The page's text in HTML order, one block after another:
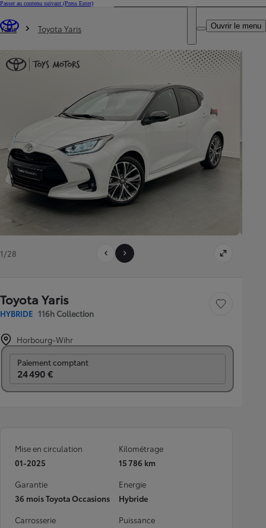
Passer au contenu suivant (Press Enter)
Trouvez un partenaire Toyota
DEALER NAME
Ouvrir le menu
Vous êtes ici
Yaris Toyota Yaris
1/28
Toyota Yaris
HYBRIDE 116h Collection
Sauvegarder le
Horbourg-Wihr
Paiement comptant
24 490 €
Mise en circulation
01-2025
Kilométrage
15 786 km
Garantie
36 mois Toyota Occasions
Energie
Hybride
Carrosserie
Puissance